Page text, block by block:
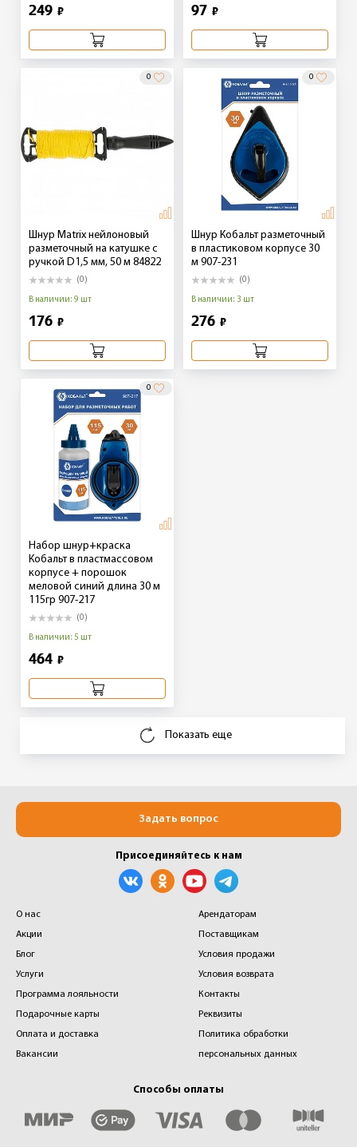
249 ₽ 97 ₽
0
Шнур Matrix нейлоновый
разметочный на катушке c
ручкой D1,5 мм, 50 м 84822
(0)
В наличии: 9 шт
176 ₽
0
Шнур Кобальт разметочный
в пластиковом корпусе 30
м 907-231
(0)
В наличии: 3 шт
276 ₽
0
Набор шнур+краска
Кобальт в пластмассовом
корпусе + порошок
меловой синий длина 30 м
115гр 907-217
(0)
В наличии: 5 шт
464 ₽
Показать еще
О нас
Акции
Блог
Услуги
Программа лояльности
Подарочные карты
Оплата и доставка
Вакансии
Арендаторам
Поставщикам
Условия продажи
Условия возврата
Контакты
Реквизиты
Политика обработки
персональных данных
Способы оплаты
Задать вопрос
Присоединяйтесь к нам